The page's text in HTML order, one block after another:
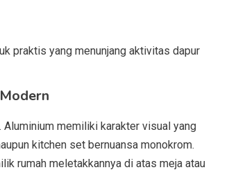
praktis yang menunjang aktivitas dapur
memiliki karakter visual yang
kitchen set bernuansa monokrom.
rumah meletakkannya di atas meja atau